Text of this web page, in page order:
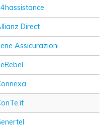
24hassistance
Allianz Direct
Bene Assicurazioni
BeRebel
Connexa
ConTe.it
Genertel